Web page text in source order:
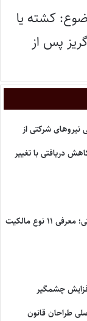
کشته یا
پس از
نیروهای شرکتی از
دریافتی با تغییر
انواع مالکیت املاک در حقوق ثبتی؛ معرفی ۱۱ نوع مالکیت
چشمگیر
طراحان قانون